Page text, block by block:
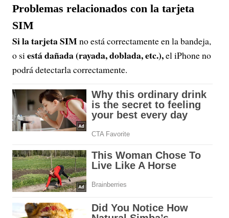
Problemas relacionados con la tarjeta
SIM
Si la tarjeta SIMno está correctamente en la bandeja,
o siestá dañada (rayada, doblada, etc.),el iPhone no
podrá detectarla correctamente.